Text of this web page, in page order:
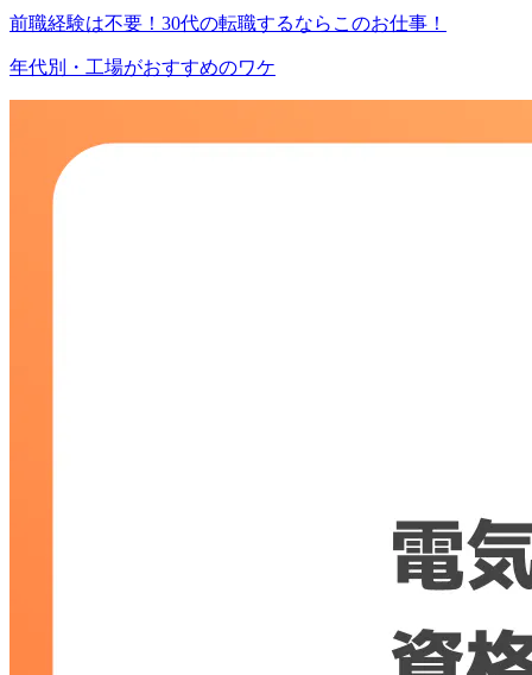
前職経験は不要！30代の転職するならこのお仕事！
年代別・工場がおすすめのワケ